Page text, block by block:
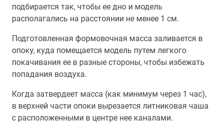
подбирается так, чтобы ее дно и модель
располагались на расстоянии не менее 1 см.
Подготовленная формовочная масса заливается в
опоку, куда помещается модель путем легкого
покачивания ее в разные стороны, чтобы избежать
попадания воздуха.
Когда затвердеет масса (как минимум через 1 час),
в верхней части опоки вырезается литниковая чаша
с расположенными в центре нее каналами.